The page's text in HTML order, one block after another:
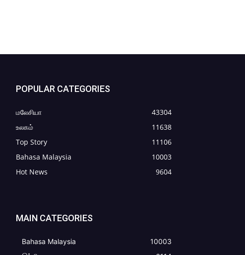
POPULAR CATEGORIES
மலேசியா
43304
உலகம்
11638
Top Story
11106
Bahasa Malaysia
10003
Hot News
9604
MAIN CATEGORIES
Bahasa Malaysia
10003